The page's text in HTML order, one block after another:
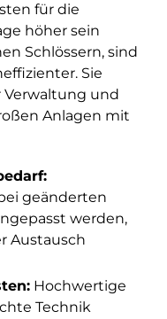
für die
höher sein
Schlössern, sind
Sie
Verwaltung und
Anlagen mit
geänderten
werden,
Austausch
Hochwertige
Technik